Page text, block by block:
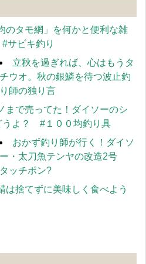
のタモ網」を何かと便利な雑
サビキ釣り
立秋を過ぎれば、心はもうタ
チウオ。秋の銀鱗を待つ波止釣
り師の独り言
まで売ってた！ダイソーのシ
うよ？ #１００均釣り具
おかず釣り師が行く！ダイソ
ー・太刀魚テンヤの改造2号
タッチポン?
は捨てずに美味しく食べよう